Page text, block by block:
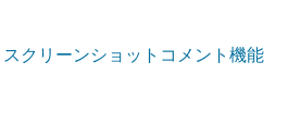
スクリーンショットコメント機能